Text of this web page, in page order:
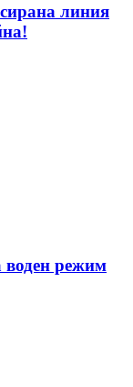
линия
воден режим